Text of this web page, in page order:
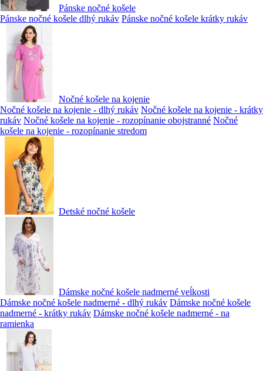
Pánske nočné košele
Pánske nočné košele dlhý rukáv Pánske nočné košele krátky rukáv
Nočné košele na kojenie
Nočné košele na kojenie - dlhý rukáv Nočné košele na kojenie - krátky
rukáv Nočné košele na kojenie - rozopínanie obojstranné Nočné
košele na kojenie - rozopínanie stredom
Detské nočné košele
Dámske nočné košele nadmerné veĺkosti
Dámske nočné košele nadmerné - dlhý rukáv Dámske nočné košele
nadmerné - krátky rukáv Dámske nočné košele nadmerné - na
ramienka